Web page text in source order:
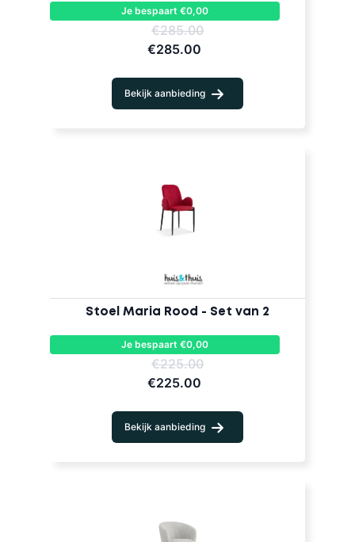
Je bespaart €0,00
€285.00
€285.00
Bekijk aanbieding
Stoel Maria Rood - Set van 2
Je bespaart €0,00
€225.00
€225.00
Bekijk aanbieding